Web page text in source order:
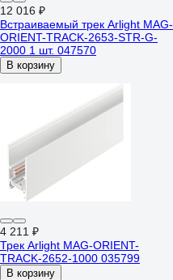
12 016 ₽
Встраиваемый трек Arlight MAG-
ORIENT-TRACK-2653-STR-G-
2000 1 шт. 047570
В корзину
4 211 ₽
Трек Arlight MAG-ORIENT-
TRACK-2652-1000 035799
В корзину